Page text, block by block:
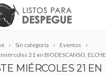
Sin categoría
Eventos
21 en BIODESCANSO, ELCHE
MIÉRCOLES 21 EN